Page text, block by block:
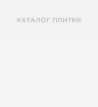
КАТАЛОГ ПЛИТКИ